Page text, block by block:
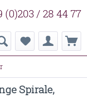
(0)203 / 28 44 77
Spirale,